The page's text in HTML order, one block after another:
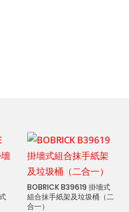
BOBRICK B39619 掛墻式
組合抹手紙架及垃圾桶（二
合一）